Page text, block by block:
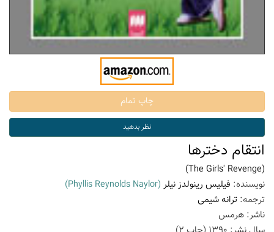
انتقام دخترها
(The Girls' Revenge)
نویسنده: فیلیس رینولدز نیلر (Phyllis Reynolds Naylor)
ترجمه: ترانه شیمی
ناشر: هرمس